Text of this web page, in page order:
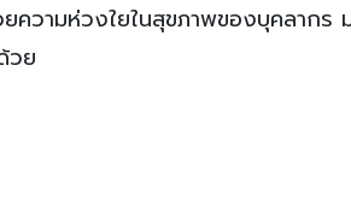
วามห่วงใยในสุขภาพของบุคลากร
วย